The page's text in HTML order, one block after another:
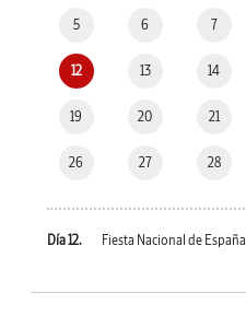
5 6 7
12 13 14
19 20 21
26 27 28
Día 12. Fiesta Nacional de España